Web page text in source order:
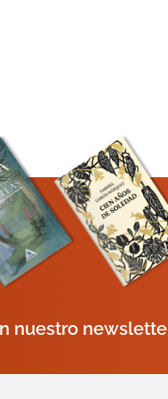
nuestro